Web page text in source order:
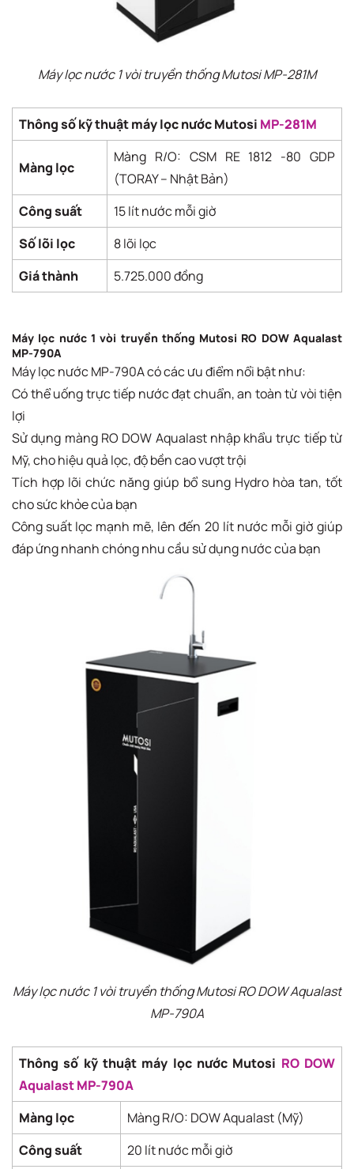
Máy lọc nước 1 vòi truyền thống Mutosi MP-281M
Thông số kỹ thuật máy lọc nước Mutosi MP-281M
Màng lọc
Màng R/O: CSM RE 1812 -80 GDP
(TORAY – Nhật Bản)
Công suất
15 lít nước mỗi giờ
Số lõi lọc
8 lõi lọc
Giá thành
5.725.000 đồng
Máy lọc nước 1 vòi truyền thống Mutosi RO DOW Aqualast
MP-790A
Máy lọc nước MP-790A có các ưu điểm nổi bật như:
Có thể uống trực tiếp nước đạt chuẩn, an toàn từ vòi tiện
lợi
Sử dụng màng RO DOW Aqualast nhập khẩu trực tiếp từ
Mỹ, cho hiệu quả lọc, độ bền cao vượt trội
Tích hợp lõi chức năng giúp bổ sung Hydro hòa tan, tốt
cho sức khỏe của bạn
Công suất lọc mạnh mẽ, lên đến 20 lít nước mỗi giờ giúp
đáp ứng nhanh chóng nhu cầu sử dụng nước của bạn
Máy lọc nước 1 vòi truyền thống Mutosi RO DOW Aqualast
MP-790A
Thông số kỹ thuật máy lọc nước Mutosi RO DOW
Aqualast MP-790A
Màng lọc
Màng R/O: DOW Aqualast (Mỹ)
Công suất
20 lít nước mỗi giờ